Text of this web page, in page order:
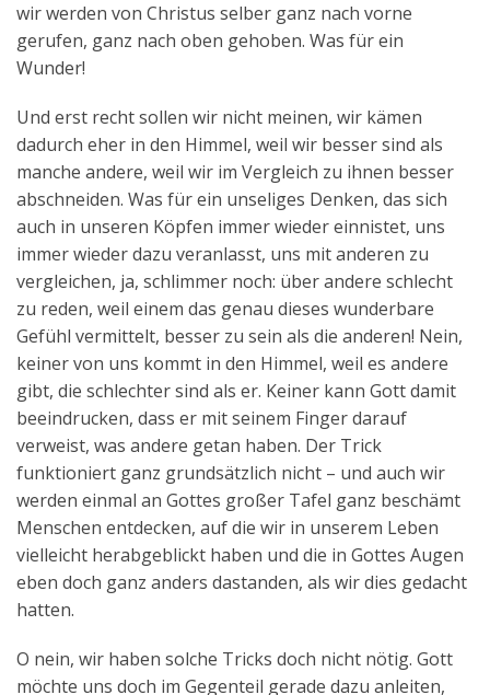
wir werden von Christus selber ganz nach vorne
gerufen, ganz nach oben gehoben. Was für ein
Wunder!
Und erst recht sollen wir nicht meinen, wir kämen
dadurch eher in den Himmel, weil wir besser sind als
manche andere, weil wir im Vergleich zu ihnen besser
abschneiden. Was für ein unseliges Denken, das sich
auch in unseren Köpfen immer wieder einnistet, uns
immer wieder dazu veranlasst, uns mit anderen zu
vergleichen, ja, schlimmer noch: über andere schlecht
zu reden, weil einem das genau dieses wunderbare
Gefühl vermittelt, besser zu sein als die anderen! Nein,
keiner von uns kommt in den Himmel, weil es andere
gibt, die schlechter sind als er. Keiner kann Gott damit
beeindrucken, dass er mit seinem Finger darauf
verweist, was andere getan haben. Der Trick
funktioniert ganz grundsätzlich nicht – und auch wir
werden einmal an Gottes großer Tafel ganz beschämt
Menschen entdecken, auf die wir in unserem Leben
vielleicht herabgeblickt haben und die in Gottes Augen
eben doch ganz anders dastanden, als wir dies gedacht
hatten.
O nein, wir haben solche Tricks doch nicht nötig. Gott
möchte uns doch im Gegenteil gerade dazu anleiten,